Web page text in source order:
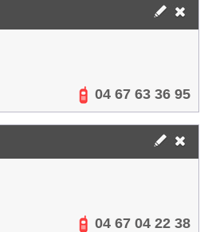
04 67 63 36 95
04 67 04 22 38